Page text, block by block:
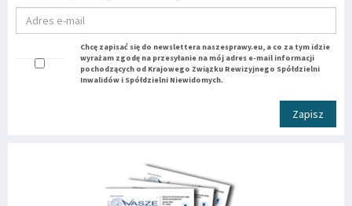
Chcę zapisać się do newslettera naszesprawy.eu, a co za tym idzie
wyrażam zgodę na przesyłanie na mój adres e-mail informacji
pochodzących od Krajowego Związku Rewizyjnego Spółdzielni
Inwalidów i Spółdzielni Niewidomych.
Zapisz